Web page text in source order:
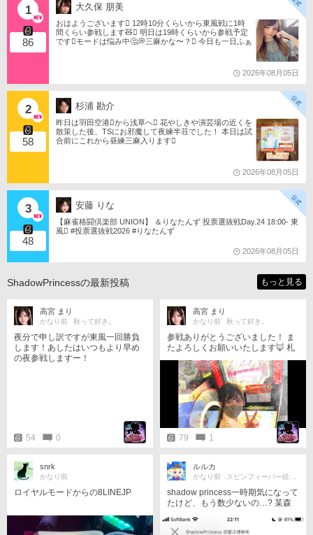
1
86
大久保 朋美
おはようございます󾀀️ 12時10分くらいから東風戦に1時
間くらい参戦します🧸󾬏 明日は19時くらいから参戦予定
です󾭨️モードは悩み中🤔💭三麻かな〜？󾠋️ 今日も一日ふぁ
2026年08月05日
2
58
杉浦 勘介
昨日は羽田空港󾟩️から浅草へ󾟠 花やしきや演芸場の近くを
散策した後、TSにお邪魔して夜練半荘でした！ 本日は試
合前にこれから昼練三麻入ります󾠋️
2026年08月05日
3
48
安藤 りな
【麻雀格闘倶楽部 UNION】 ＆りなたんず 投票選抜戦Day.24 18:00- 東
風󾁃 #投票選抜戦2026 #りなたんず
2026年08月05日
ShadowPrincessの最新投稿 もっと見る
高宮 まり
かなり前 秋って好き。
夜分で申し訳ですが東風一回勝負
します！あしたはいつもより早め
の夜参戦しますー！
54 0
高宮 まり
かなり前 秋って好き。
参戦ありがとうございました！ ま
たよろしくお願いいたします🦊 札
79 1
snrk
かなり前
ロイヤルモードからの8LINEJP
ルルカ
かなり前 スピンフィーバー続編かリメイク来て
shadow princess一時期気になって
たけど、もう数少ないの…? 某森